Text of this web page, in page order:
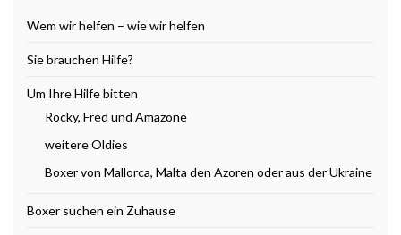
Wem wir helfen – wie wir helfen
Sie brauchen Hilfe?
Um Ihre Hilfe bitten
Rocky, Fred und Amazone
weitere Oldies
Boxer von Mallorca, Malta den Azoren oder aus der Ukraine
Boxer suchen ein Zuhause